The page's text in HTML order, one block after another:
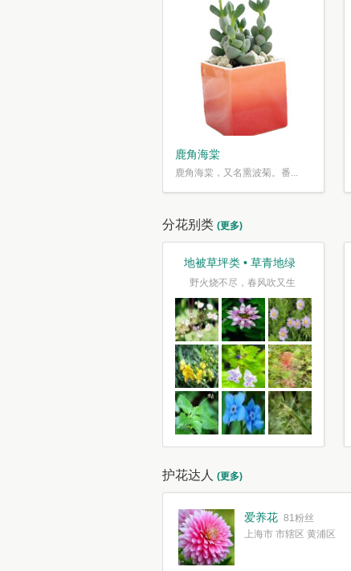
鹿角海棠
鹿角海棠，又名熏波菊。番...
分花别类 (更多)
地被草坪类 • 草青地绿
野火烧不尽，春风吹又生
护花达人 (更多)
爱养花 81粉丝
上海市 市辖区 黄浦区